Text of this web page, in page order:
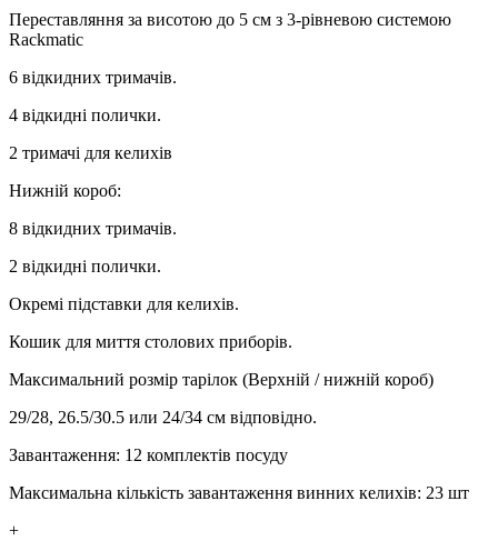
Переставляння за висотою до 5 см з 3-рівневою системою
Rackmatic
6 відкидних тримачів.
4 відкидні полички.
2 тримачі для келихів
Нижній короб:
8 відкидних тримачів.
2 відкидні полички.
Окремі підставки для келихів.
Кошик для миття столових приборів.
Максимальний розмір тарілок (Верхній / нижній короб)
29/28, 26.5/30.5 или 24/34 см відповідно.
Завантаження: 12 комплектів посуду
Максимальна кількість завантаження винних келихів: 23 шт
+